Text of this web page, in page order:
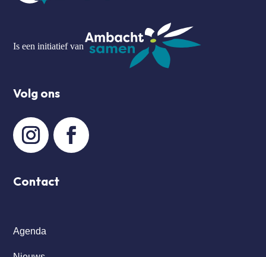
Is een initiatief van
Volg ons
Contact
Agenda